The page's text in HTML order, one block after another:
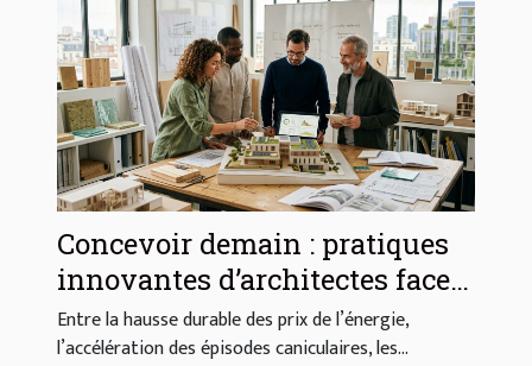
Concevoir demain : pratiques
innovantes d’architectes face
aux défis énergétiques
Entre la hausse durable des prix de l’énergie,
l’accélération des épisodes caniculaires, les...